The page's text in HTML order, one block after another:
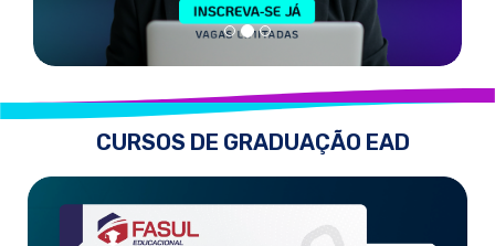
CURSOS DE GRADUAÇÃO EAD